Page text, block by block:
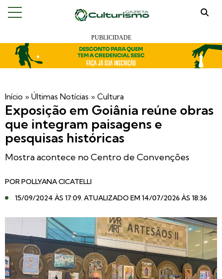
Início » Últimas Notícias » Cultura
Exposição em Goiânia reúne obras
que integram paisagens e
pesquisas históricas
Mostra acontece no Centro de Convenções
PORPOLLYANA CICATELLI
15/09/2024 ÀS 17:09. ATUALIZADO EM 14/07/2026 ÀS 18:36